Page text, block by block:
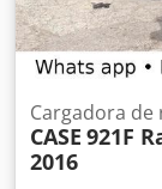
Cargadora de
CASE 921F
2016